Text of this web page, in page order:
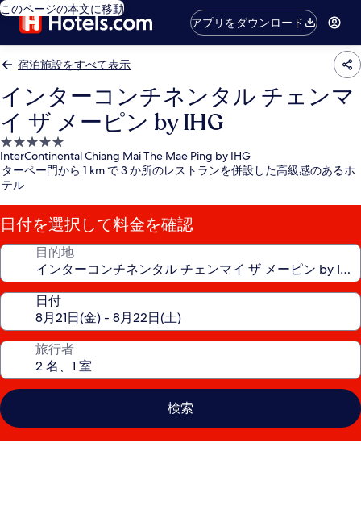
このページの本文に移動
アプリをダウンロード
宿泊施設をすべて表示
インターコンチネンタル チェンマ
イ ザ メーピン by IHG
5.0
つ
星
宿
泊
施
設
InterContinental Chiang Mai The Mae Ping by IHG
ターペー門から 1 km で 3 か所のレストランを併設した高級感のあるホ
テル
日付を選択して料金を確認
目的地
日付
旅行者
検索